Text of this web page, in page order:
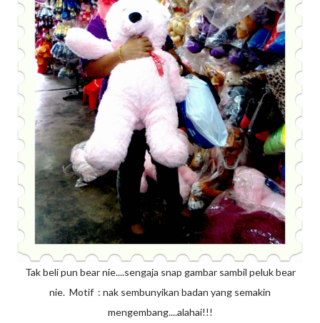
Tak beli pun bear nie....sengaja snap gambar sambil peluk bear
nie. Motif : nak sembunyikan badan yang semakin
mengembang....alahai!!!